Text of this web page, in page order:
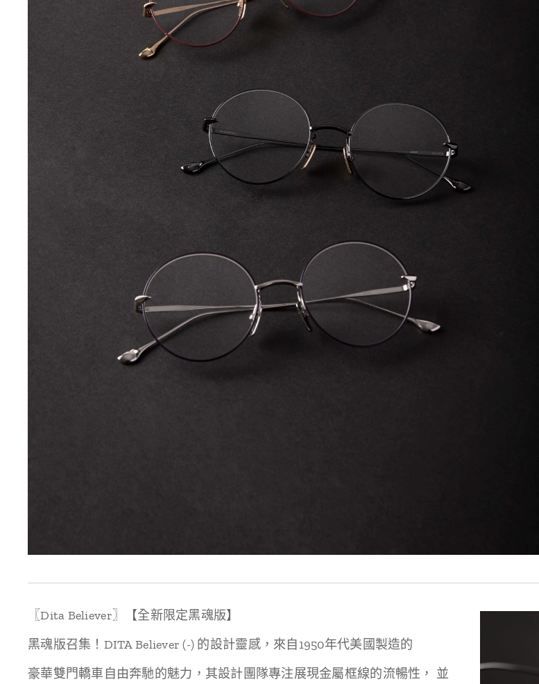
〖Dita Believer〗【全新限定黑魂版】
黑魂版召集！DITA Believer (-) 的設計靈感，來自1950年代美國製造的
豪華雙門轎車自由奔馳的魅力，其設計團隊專注展現金屬框線的流暢性， 並